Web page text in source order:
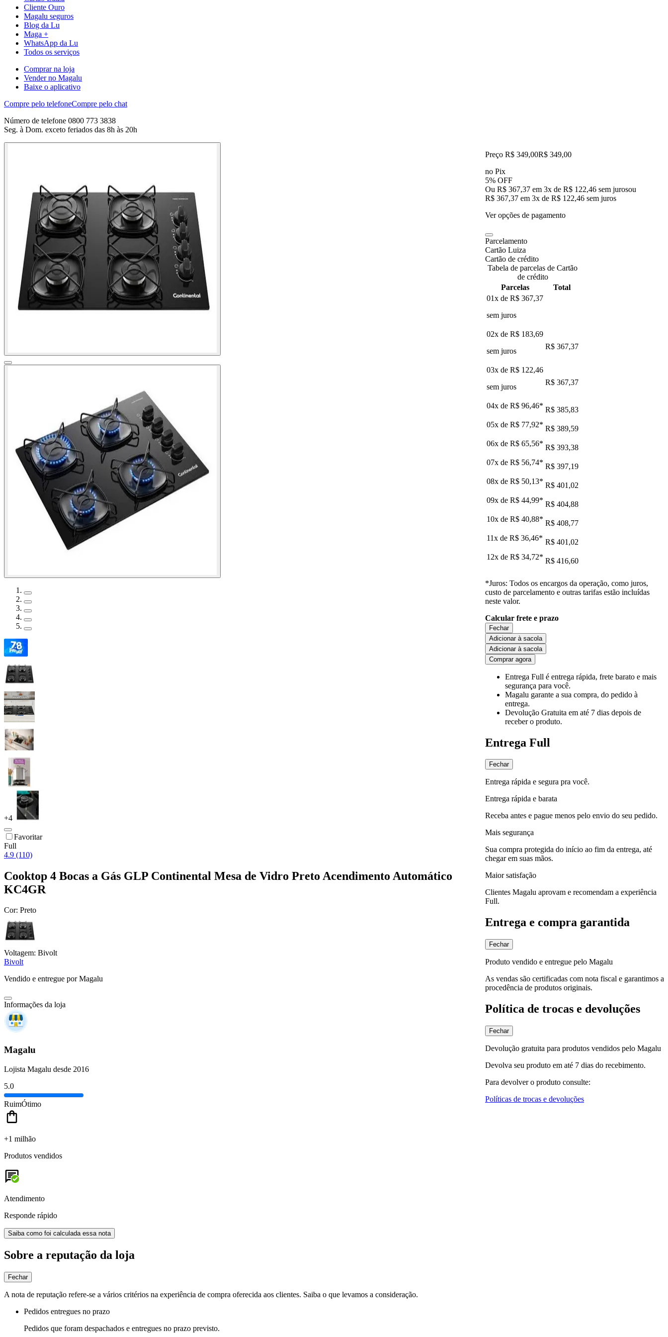
Cliente Ouro
Magalu seguros
Blog da Lu
Maga +
WhatsApp da Lu
Todos os serviços
Comprar na loja
Vender no Magalu
Baixe o aplicativo
Compre pelo telefoneCompre pelo chat
Número de telefone 0800 773 3838
Seg. à Dom. exceto feriados das 8h às 20h
+4
Favoritar
Full
4.9 (110)
Cooktop 4 Bocas a Gás GLP Continental Mesa de Vidro Preto Acendimento Automático
KC4GR
Cor: Preto
Voltagem: Bivolt
Bivolt
Vendido e entregue por Magalu
Informações da loja
Magalu
Lojista Magalu desde 2016
5.0
RuimÓtimo
+1 milhão
Produtos vendidos
Atendimento
Responde rápido
Saiba como foi calculada essa nota
Sobre a reputação da loja
Fechar
A nota de reputação refere-se a vários critérios na experiência de compra oferecida aos clientes. Saiba o que levamos a consideração.
Pedidos entregues no prazo
Pedidos que foram despachados e entregues no prazo previsto.
Preço R$ 349,00R$ 349,00
no Pix
5% OFF
Ou R$ 367,37 em 3x de R$ 122,46 sem jurosou
R$ 367,37 em 3x de R$ 122,46 sem juros
Ver opções de pagamento
Parcelamento
Cartão Luiza
Cartão de crédito
Tabela de parcelas de Cartão
de crédito
Parcelas
Total
01x de R$ 367,37
sem juros
02x de R$ 183,69
sem juros
R$ 367,37
03x de R$ 122,46
sem juros
R$ 367,37
04x de R$ 96,46* R$ 385,83
05x de R$ 77,92* R$ 389,59
06x de R$ 65,56* R$ 393,38
07x de R$ 56,74* R$ 397,19
08x de R$ 50,13* R$ 401,02
09x de R$ 44,99* R$ 404,88
10x de R$ 40,88* R$ 408,77
11x de R$ 36,46* R$ 401,02
12x de R$ 34,72* R$ 416,60
*Juros: Todos os encargos da operação, como juros,
custo de parcelamento e outras tarifas estão incluídas
neste valor.
Calcular frete e prazo
Fechar
Adicionar à sacola
Adicionar à sacola
Comprar agora
Entrega Full é entrega rápida, frete barato e mais
segurança para você.
Magalu garante a sua compra, do pedido à
entrega.
Devolução Gratuita em até 7 dias depois de
receber o produto.
Entrega Full
Fechar
Entrega rápida e segura pra você.
Entrega rápida e barata
Receba antes e pague menos pelo envio do seu pedido.
Mais segurança
Sua compra protegida do início ao fim da entrega, até
chegar em suas mãos.
Maior satisfação
Clientes Magalu aprovam e recomendam a experiência
Full.
Entrega e compra garantida
Fechar
Produto vendido e entregue pelo Magalu
As vendas são certificadas com nota fiscal e garantimos a
procedência de produtos originais.
Política de trocas e devoluções
Fechar
Devolução gratuita para produtos vendidos pelo Magalu
Devolva seu produto em até 7 dias do recebimento.
Para devolver o produto consulte:
Políticas de trocas e devoluções